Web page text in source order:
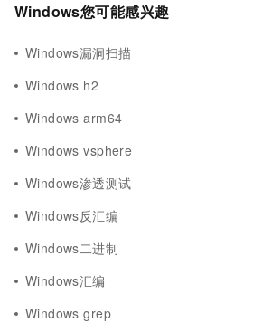
Windows您可能感兴趣
Windows漏洞扫描
Windows h2
Windows arm64
Windows vsphere
Windows渗透测试
Windows反汇编
Windows二进制
Windows汇编
Windows grep